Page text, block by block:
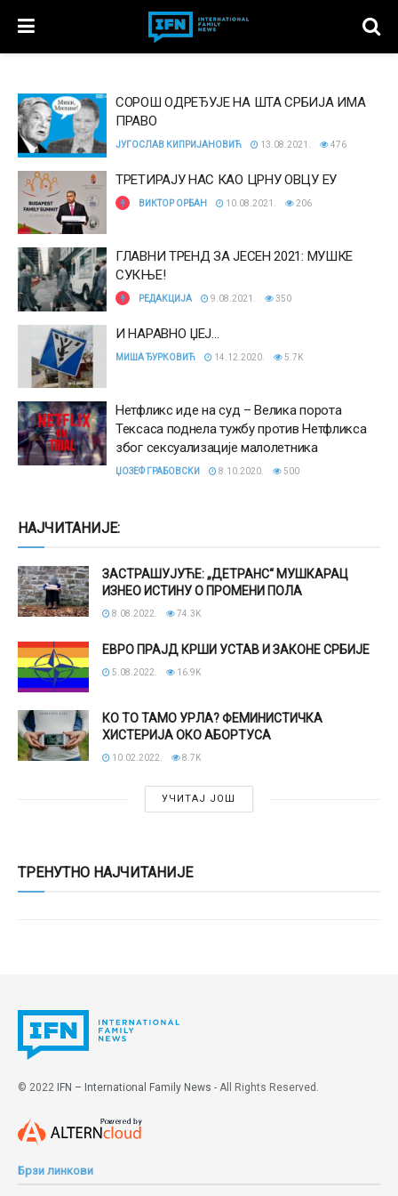
СОРОШ ОДРЕЂУЈЕ НА ШТА СРБИЈА ИМА
ПРАВО
ЈУГОСЛАВ КИПРИЈАНОВИЋ 13.08.2021. 476
ТРЕТИРАЈУ НАС КАО ЦРНУ ОВЦУ ЕУ
ВИКТОР ОРБАН 10.08.2021. 206
ГЛАВНИ ТРЕНД ЗА ЈЕСЕН 2021: МУШКЕ
СУКЊЕ!
РЕДАКЦИЈА 9.08.2021. 350
И НАРАВНО ЏЕЈ…
МИША ЂУРКОВИЋ 14.12.2020. 5.7K
Нетфликс иде на суд – Велика порота
Тексаса поднела тужбу против Нетфликса
због сексуализације малолетника
ЏОЗЕФ ГРАБОВСКИ 8.10.2020. 500
НАЈЧИТАНИЈЕ:
ЗАСТРАШУЈУЋЕ: „ДЕТРАНС“ МУШКАРАЦ
ИЗНЕО ИСТИНУ О ПРОМЕНИ ПОЛА
8.08.2022. 74.3K
ЕВРО ПРАЈД КРШИ УСТАВ И ЗАКОНЕ СРБИЈЕ
5.08.2022. 16.9K
КО ТО ТАМО УРЛА? ФЕМИНИСТИЧКА
ХИСТЕРИЈА ОКО АБОРТУСА
10.02.2022. 8.7K
УЧИТАЈ ЈОШ
ТРЕНУТНО НАЈЧИТАНИЈЕ
© 2022 IFN – International Family News - All Rights Reserved.
Брзи линкови